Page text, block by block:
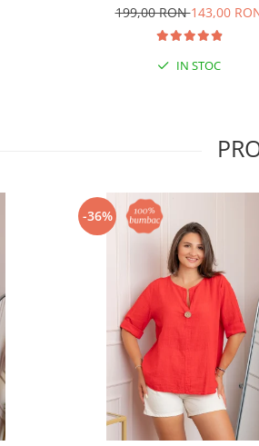
199,00 RON143,00
IN STOC
-36%